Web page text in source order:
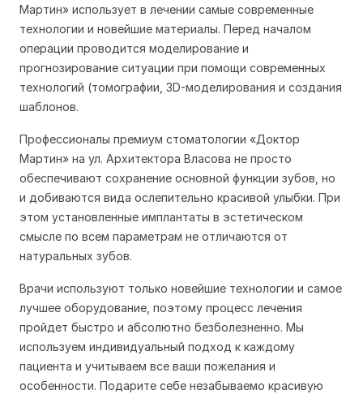
Мартин» использует в лечении самые современные
технологии и новейшие материалы. Перед началом
операции проводится моделирование и
прогнозирование ситуации при помощи современных
технологий (томографии, 3D-моделирования и создания
шаблонов.
Профессионалы премиум стоматологии «Доктор
Мартин» на ул. Архитектора Власова не просто
обеспечивают сохранение основной функции зубов, но
и добиваются вида ослепительно красивой улыбки. При
этом установленные имплантаты в эстетическом
смысле по всем параметрам не отличаются от
натуральных зубов.
Врачи используют только новейшие технологии и самое
лучшее оборудование, поэтому процесс лечения
пройдет быстро и абсолютно безболезненно. Мы
используем индивидуальный подход к каждому
пациента и учитываем все ваши пожелания и
особенности. Подарите себе незабываемо красивую